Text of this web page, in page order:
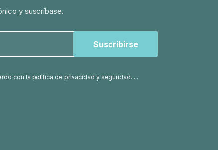
y suscríbase.
con la política de privacidad y seguridad. . .